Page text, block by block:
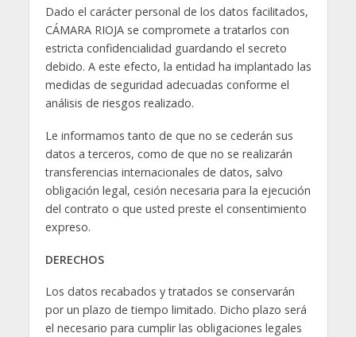
Dado el carácter personal de los datos facilitados,
CÁMARA RIOJA se compromete a tratarlos con
estricta confidencialidad guardando el secreto
debido. A este efecto, la entidad ha implantado las
medidas de seguridad adecuadas conforme el
análisis de riesgos realizado.
Le informamos tanto de que no se cederán sus
datos a terceros, como de que no se realizarán
transferencias internacionales de datos, salvo
obligación legal, cesión necesaria para la ejecución
del contrato o que usted preste el consentimiento
expreso.
DERECHOS
Los datos recabados y tratados se conservarán
por un plazo de tiempo limitado. Dicho plazo será
el necesario para cumplir las obligaciones legales